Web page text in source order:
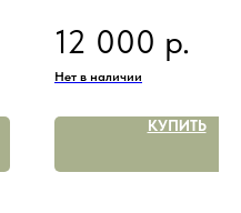
12 000 р.
Нет в наличии
КУПИТЬ